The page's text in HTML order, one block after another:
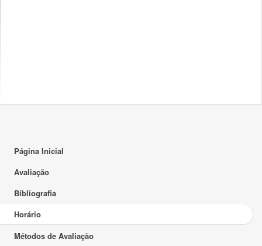
23:00
Página Inicial
Avaliação
Bibliografia
Horário
Métodos de Avaliação